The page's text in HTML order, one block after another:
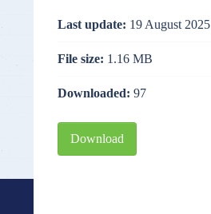
Last update: 19 August 2025
File size: 1.16 MB
Downloaded: 97
Download